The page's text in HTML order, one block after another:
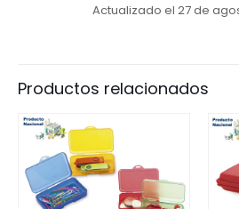
Actualizado el 27 de
Productos relacionados